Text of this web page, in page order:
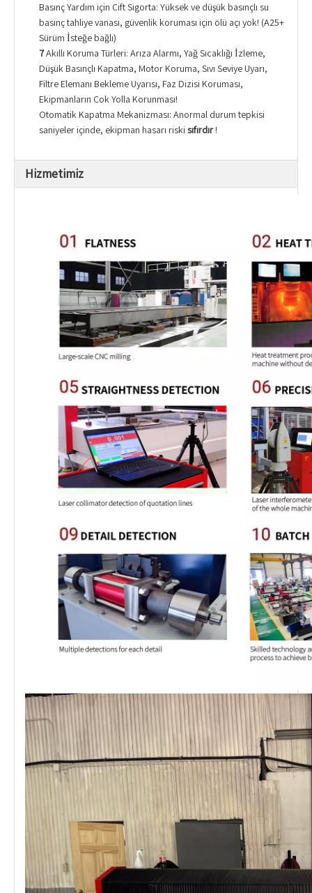
Basınç Yardım için Çift Sigorta: Yüksek ve düşük basınçlı su
basınç tahliye vanası, güvenlik koruması için ölü açı yok! (A25+
Sürüm İsteğe bağlı)
7Akıllı Koruma Türleri: Arıza Alarmı, Yağ Sıcaklığı İzleme,
Düşük Basınçlı Kapatma, Motor Koruma, Sıvı Seviye Uyarı,
Filtre Elemanı Bekleme Uyarısı, Faz Dizisi Koruması,
Ekipmanların Çok Yolla Korunması!
Otomatik Kapatma Mekanizması: Anormal durum tepkisi
saniyeler içinde, ekipman hasarı riski sıfırdır !
Hizmetimiz